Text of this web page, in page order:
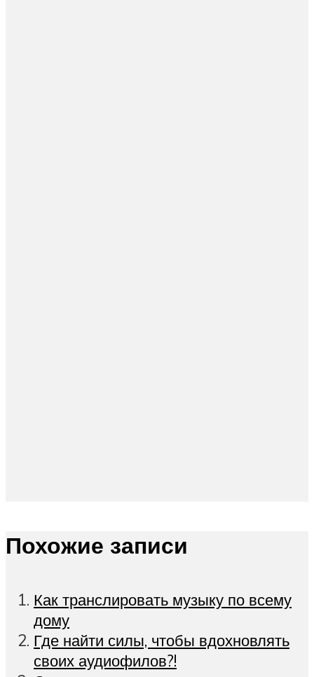
Похожие записи
Как транслировать музыку по всему
дому
Где найти силы, чтобы вдохновлять
своих аудиофилов?!